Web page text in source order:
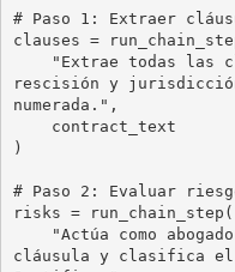
# Paso 1: Extraer
clauses =
rescisión y
numerada.",
)
# Paso 2: Evaluar
risks = run_chain_step(
cláusula y clasifica el